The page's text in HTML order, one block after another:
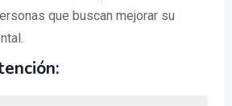
que buscan mejorar su